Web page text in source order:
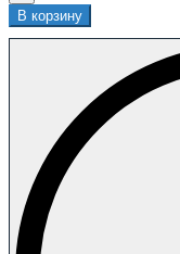
В корзину